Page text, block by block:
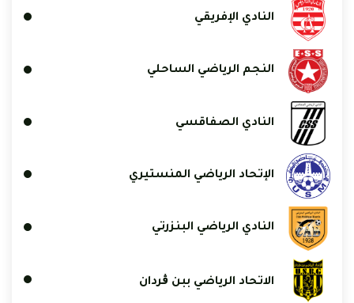
النادي الإفريقي
النجم الرياضي الساحلي
النادي الصفاقسي
الإتحاد الرياضي المنستيري
النادي الرياضي البنزرتي
الاتحاد الرياضي ببن ڨردان